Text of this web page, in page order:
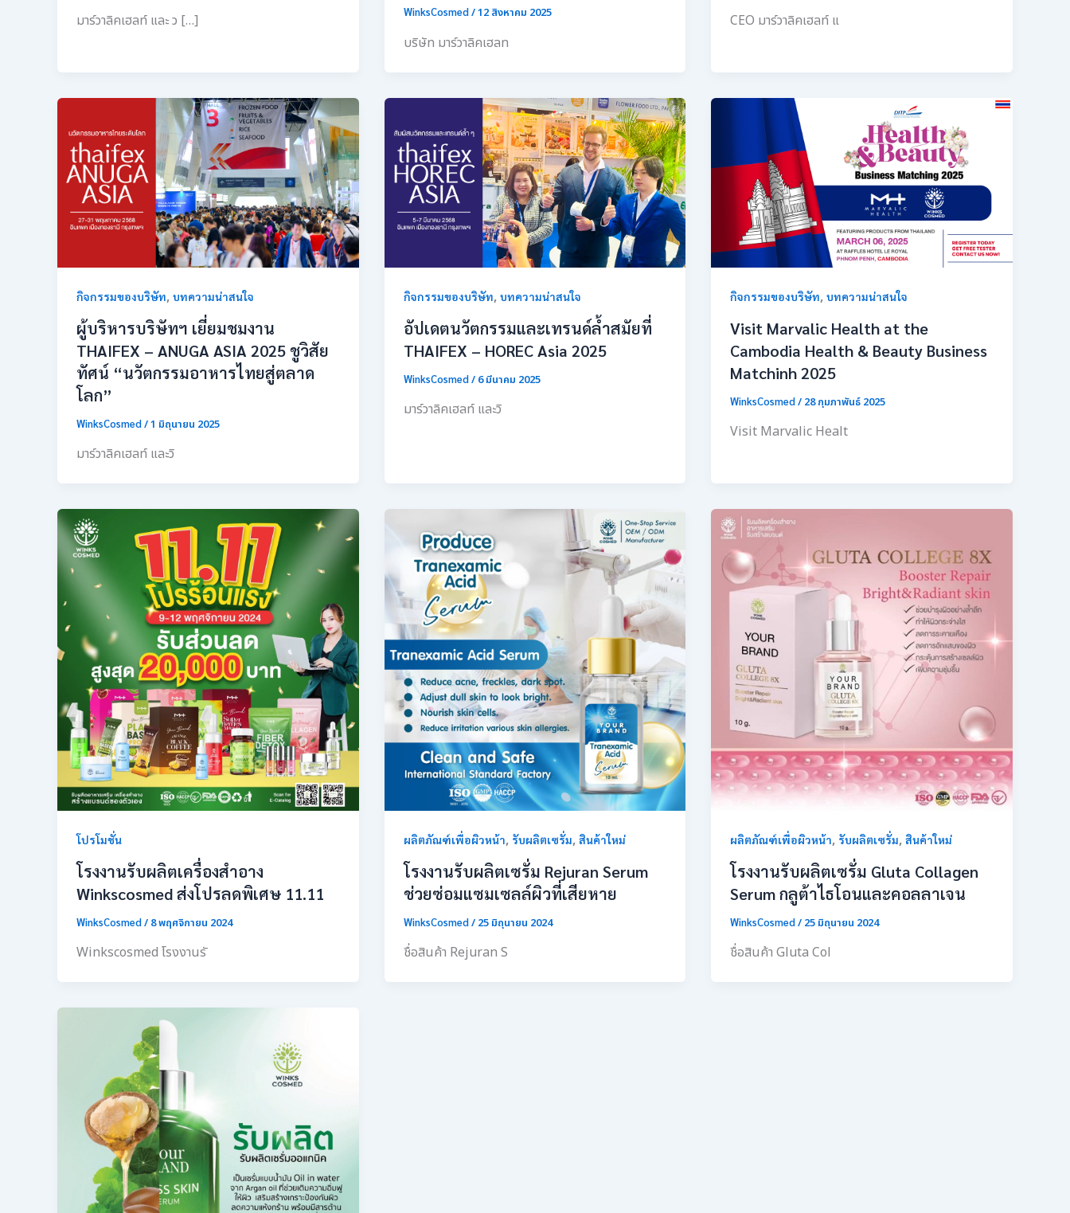
มาร์วาลิคเฮลท์ และ ว […] WinksCosmed/12 สิงหาคม 2025
บริษัท มาร์วาลิคเฮลท
CEO มาร์วาลิคเฮลท์ แ
กิจกรรมของบริษัท, บทความน่าสนใจ
ผู้บริหารบริษัทฯ เยี่ยมชมงาน
THAIFEX – ANUGA ASIA 2025 ชูวิสัย
ทัศน์ “นวัตกรรมอาหารไทยสู่ตลาด
โลก”
WinksCosmed/1 มิถุนายน 2025
มาร์วาลิคเฮลท์ และวิ
กิจกรรมของบริษัท, บทความน่าสนใจ
อัปเดตนวัตกรรมและเทรนด์ล้ำสมัยที่
THAIFEX – HOREC Asia 2025
WinksCosmed/ 6 มีนาคม 2025
มาร์วาลิคเฮลท์ และวิ
กิจกรรมของบริษัท,บทความน่าสนใจ
Visit Marvalic Health at the
Cambodia Health & Beauty Business
Matchinh 2025
WinksCosmed/ 28 กุมภาพันธ์ 2025
Visit Marvalic Healt
โปรโมชั่น
โรงงานรับผลิตเครื่องสำอาง
Winkscosmed ส่งโปรลดพิเศษ 11.11
WinksCosmed/ 8 พฤศจิกายน 2024
Winkscosmed โรงงานรั
ผลิตภัณฑ์เพื่อผิวหน้า, รับผลิตเซรั่ม, สินค้าใหม่
โรงงานรับผลิตเซรั่ม Rejuran Serum
ช่วยซ่อมแซมเซลล์ผิวที่เสียหาย
WinksCosmed/ 25 มิถุนายน 2024
ชื่อสินค้า Rejuran S
ผลิตภัณฑ์เพื่อผิวหน้า, รับผลิตเซรั่ม,สินค้าใหม่
โรงงานรับผลิตเซรั่ม Gluta Collagen
Serum กลูต้าไธโอนและคอลลาเจน
WinksCosmed/ 25 มิถุนายน 2024
ชื่อสินค้า Gluta Col